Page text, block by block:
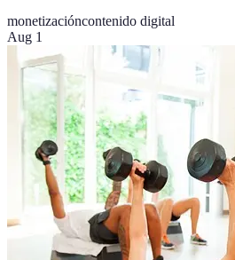
monetizacióncontenido digital
Aug 1